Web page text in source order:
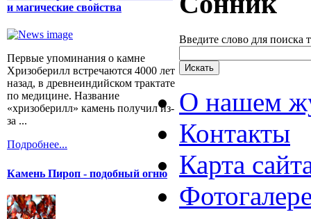
и магические свойства
Первые упоминания о камне
Хризоберилл встречаются 4000 лет
назад, в древнеиндийском трактате
по медицине. Название
«хризоберилл» камень получил из-
за ...
Подробнее...
Камень Пироп - подобный огню
Введите слово для поиска
О нашем
Контакты
Карта